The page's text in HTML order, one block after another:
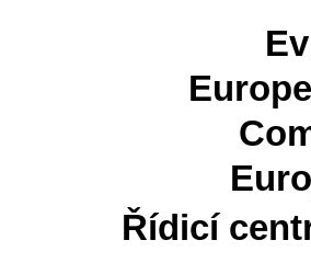
Řídicí